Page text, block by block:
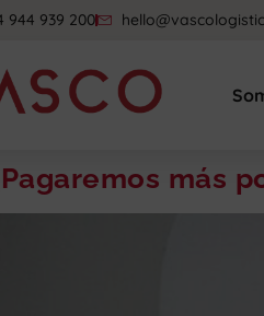
944 939 200
más